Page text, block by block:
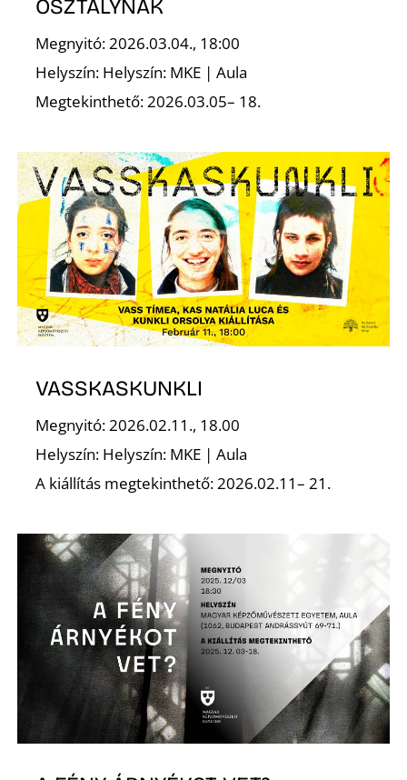
OSZTÁLYNAK
Megnyitó: 2026.03.04., 18:00
Helyszín: Helyszín: MKE | Aula
Megtekinthető: 2026.03.05– 18.
VASSKASKUNKLI
Megnyitó: 2026.02.11., 18.00
Helyszín: Helyszín: MKE | Aula
A kiállítás megtekinthető: 2026.02.11– 21.